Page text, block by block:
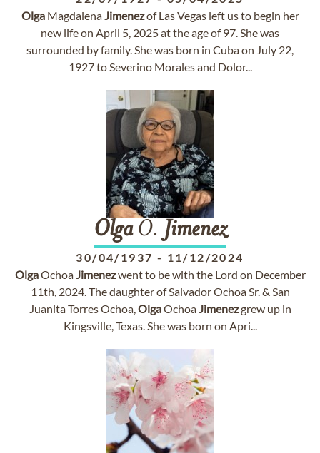
OlgaMagdalenaJimenezof Las Vegas left us to begin her
new life on April 5, 2025 at the age of 97. She was
surrounded by family. She was born in Cuba on July 22,
1927 to Severino Morales and Dolor...
OlgaO. Jimenez
30/04/1937 - 11/12/2024
OlgaOchoaJimenezwent to be with the Lord on December
11th, 2024. The daughter of Salvador Ochoa Sr. & San
Juanita Torres Ochoa,OlgaOchoaJimenezgrew up in
Kingsville, Texas. She was born on Apri...